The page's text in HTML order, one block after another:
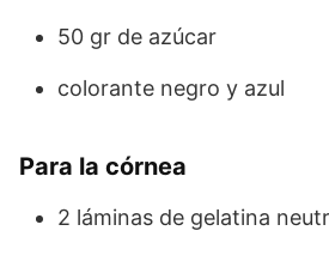
50 gr de azúcar
colorante negro y azul
Para la córnea
2 láminas de gelatina